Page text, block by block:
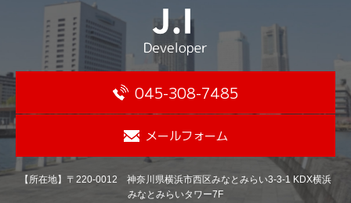
045-308-7485
メールフォーム
【所在地】〒220-0012 神奈川県横浜市西区みなとみらい3-3-1 KDX横浜
みなとみらいタワー7F